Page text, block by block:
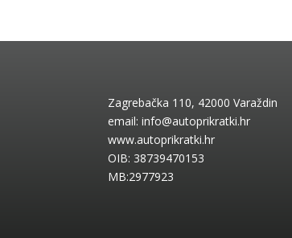
Zagrebačka 110, 42000 Varaždin
email:info@autoprikratki.hr
www.autoprikratki.hr
OIB: 38739470153
MB:2977923